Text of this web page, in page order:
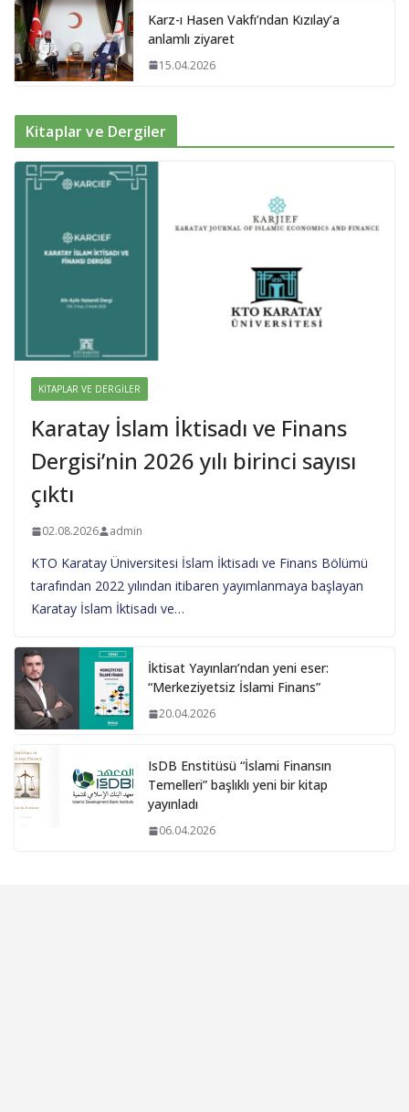
Karz-ı Hasen Vakfı’ndan Kızılay’a
anlamlı ziyaret
15.04.2026
Kitaplar ve Dergiler
KITAPLAR VE DERGILER
Karatay İslam İktisadı ve Finans
Dergisi’nin 2026 yılı birinci sayısı
çıktı
02.08.2026 admin
KTO Karatay Üniversitesi İslam İktisadı ve Finans Bölümü
tarafından 2022 yılından itibaren yayımlanmaya başlayan
Karatay İslam İktisadı ve…
İktisat Yayınları’ndan yeni eser:
“Merkeziyetsiz İslami Finans”
20.04.2026
IsDB Enstitüsü “İslami Finansın
Temelleri” başlıklı yeni bir kitap
yayınladı
06.04.2026